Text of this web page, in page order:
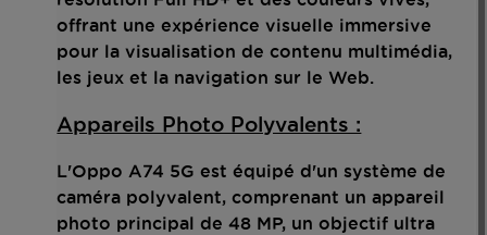
offrant une expérience visuelle immersive
pour la visualisation de contenu multimédia,
les jeux et la navigation sur le Web.
Appareils Photo Polyvalents :
L'Oppo A74 5G est équipé d'un système de
caméra polyvalent, comprenant un appareil
photo principal de 48 MP, un objectif ultra